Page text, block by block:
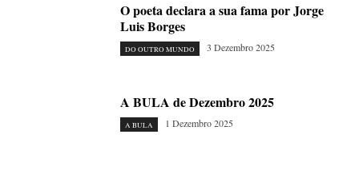
O poeta declara a sua fama por Jorge
Luis Borges
DO OUTRO MUNDO 3 Dezembro 2025
A BULA de Dezembro 2025
A BULA 1 Dezembro 2025